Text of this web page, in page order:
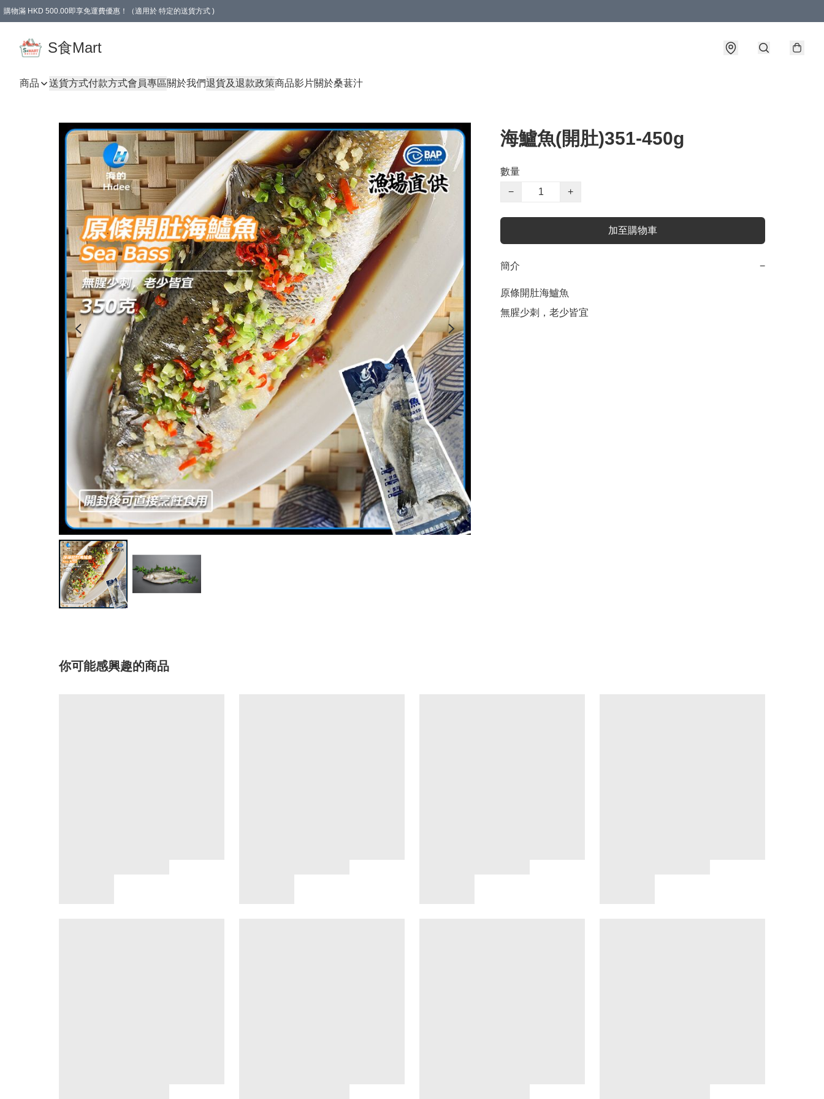
購物滿 HKD 500.00即享免運費優惠！（適用於 特定的送貨方式 )
S食Mart
商品 送貨方式付款方式會員專區關於我們退貨及退款政策商品影片關於桑葚汁
海鱸魚(開肚)351-450g
數量
−
+
加至購物車
簡介 −
原條開肚海鱸魚
無腥少刺，老少皆宜
你可能感興趣的商品